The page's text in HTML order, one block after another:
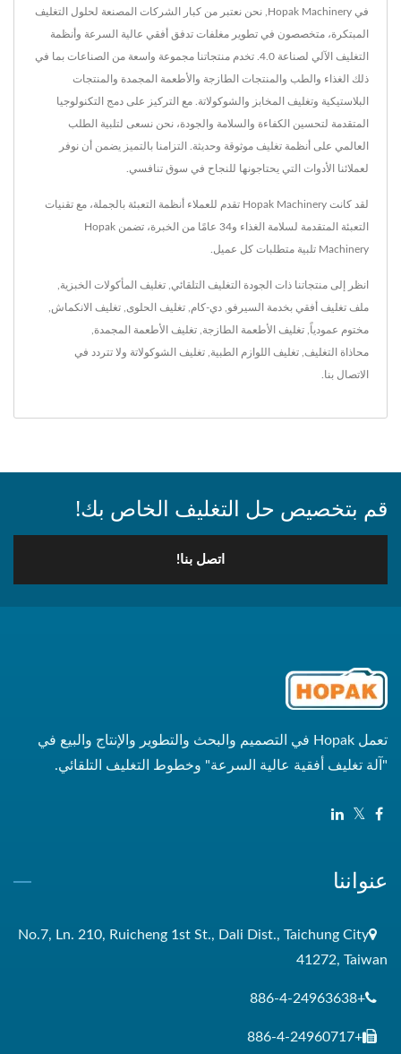
في Hopak Machinery, نحن نعتبر من كبار الشركات المصنعة لحلول التغليف
المبتكرة، متخصصون في تطوير مغلفات تدفق أفقي عالية السرعة وأنظمة
التغليف الآلي لصناعة 4.0. تخدم منتجاتنا مجموعة واسعة من الصناعات بما في
ذلك الغذاء والطب والمنتجات الطازجة والأطعمة المجمدة والمنتجات
البلاستيكية وتغليف المخابز والشوكولاتة. مع التركيز على دمج التكنولوجيا
المتقدمة لتحسين الكفاءة والسلامة والجودة، نحن نسعى لتلبية الطلب
العالمي على أنظمة تغليف موثوقة وحديثة. التزامنا بالتميز يضمن أن نوفر
لعملائنا الأدوات التي يحتاجونها للنجاح في سوق تنافسي.
لقد كانت Hopak Machinery تقدم للعملاء أنظمة التعبئة بالجملة، مع تقنيات
التعبئة المتقدمة لسلامة الغذاء و34 عامًا من الخبرة، تضمن Hopak
Machinery تلبية متطلبات كل عميل.
انظر إلى منتجاتنا ذات الجودة التغليف التلقائي تغليف المأكولات الخبزية
ملف تغليف أفقي بخدمة السيرفو دي-كام تغليف الحلوى تغليف الانكماش
مختوم عمودياً تغليف الأطعمة الطازجة تغليف الأطعمة المجمدة
محاذاة التغليف تغليف اللوازم الطبية تغليف الشوكولاتة ولا تتردد في
الاتصال بنا
قم بتخصيص حل التغليف الخاص بك!
اتصل بنا!
تعمل Hopak في التصميم والبحث والتطوير والإنتاج والبيع في
"آلة تغليف أفقية عالية السرعة" وخطوط التغليف التلقائي.
عنواننا
No.7, Ln. 210, Ruicheng 1st St., Dali Dist., Taichung City
41272, Taiwan
+886-4-24963638
+886-4-24960717